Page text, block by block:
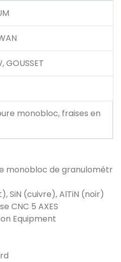
GOUSSET
monobloc, fraises en
monobloc de granulométr
SiN (cuivre), AlTiN (noir)
CNC 5 AXES
Equipment